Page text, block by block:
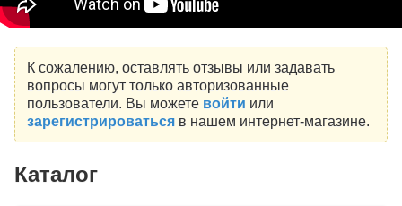
К сожалению, оставлять отзывы или задавать
вопросы могут только авторизованные
пользователи. Вы можете войти или
зарегистрироватьсяв нашем интернет-магазине.
Каталог